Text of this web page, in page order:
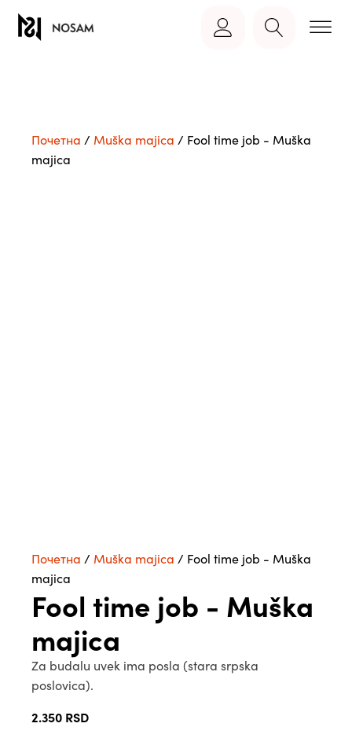
Почетна / Muška majica / Fool time job - Muška
majica
Почетна / Muška majica / Fool time job - Muška
majica
Fool time job - Muška
majica
Za budalu uvek ima posla (stara srpska
poslovica).
2.350 RSD